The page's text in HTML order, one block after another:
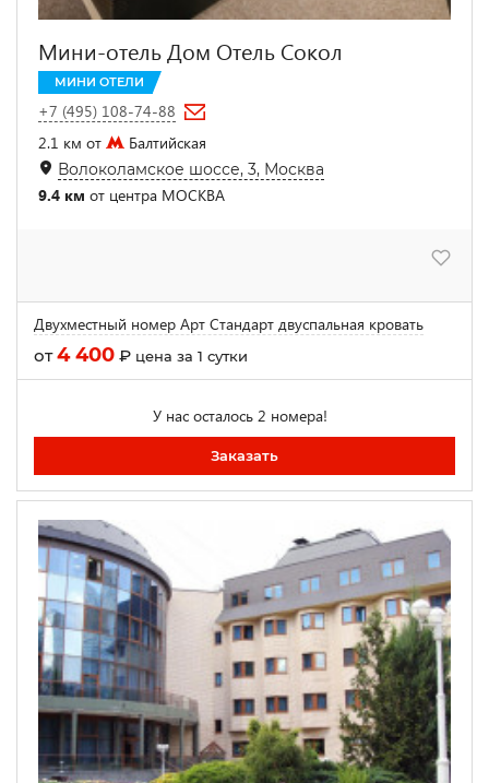
Мини-отель Дом Отель Сокол
МИНИ ОТЕЛИ
+7 (495) 108-74-88
2.1 км от
Балтийская
Волоколамское шоссе, 3, Москва
9.4 км от центра МОСКВА
Двухместный номер Арт Стандарт двуспальная кровать
от4 400 ₽ цена за 1 сутки
У нас осталось 2 номера!
Заказать